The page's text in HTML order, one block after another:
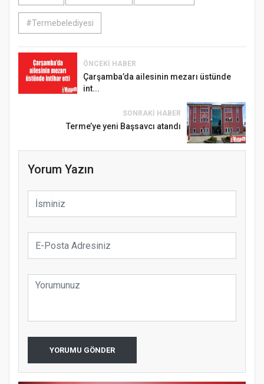
#Termebelediyesi
ÖNCEKI HABER
Çarşamba’da ailesinin mezarı üstünde
int...
SONRAKI HABER
Terme’ye yeni Başsavcı atandı
Yorum Yazın
YORUMU GÖNDER